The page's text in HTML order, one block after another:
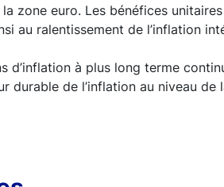
zone euro. Les bénéfices
au ralentissement de l’inflation
d’inflation à plus long terme
durable de l’inflation au niveau